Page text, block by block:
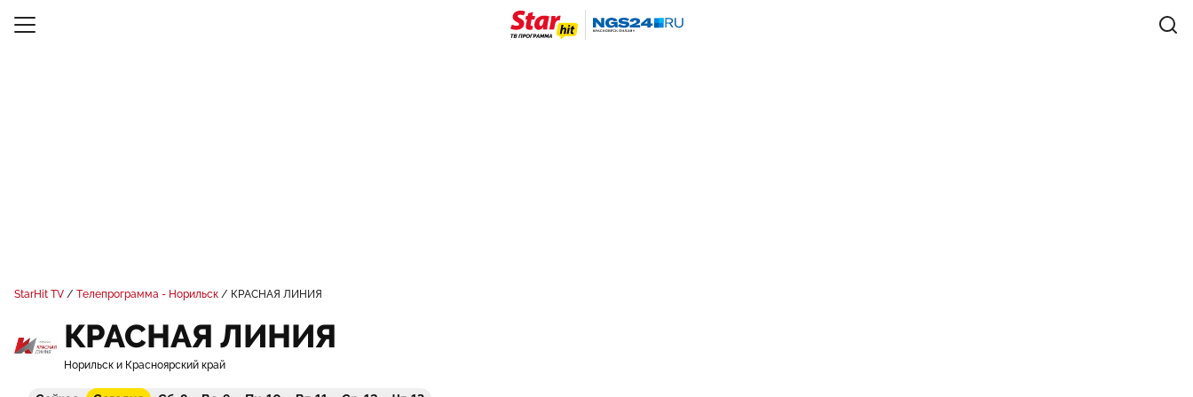
StarHit TV Телепрограмма - Норильск КРАСНАЯ ЛИНИЯ
КРАСНАЯ ЛИНИЯ
Норильск и Красноярский край